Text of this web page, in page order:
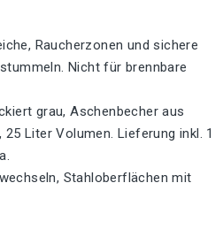
Raucherzonen und sichere
Nicht für brennbare
grau, Aschenbecher aus
Liter Volumen. Lieferung inkl. 1
Stahloberflächen mit